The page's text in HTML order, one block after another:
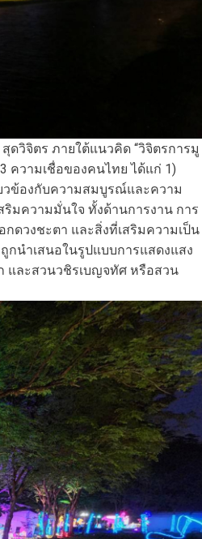
ดวิจิตร ภายใต้แนวคิด “วิจิตรการมู
ความเชื่อของคนไทย ได้แก่ 1)
วข้องกับความสมบูรณ์และความ
ริมความมั่นใจ ทั้งด้านการงาน การ
กดวงชะตา และสิ่งที่เสริมความเป็น
นำเสนอในรูปแบบการแสดงแสง
และสวนวชิรเบญจทัศ หรือสวน